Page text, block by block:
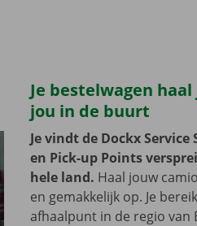
Je bestelwagen
jou in de buurt
Je vindt de Dockx Service
en Pick-up Points
hele land. Haal jouw
en gemakkelijk op. Je
afhaalpunt in de regio van